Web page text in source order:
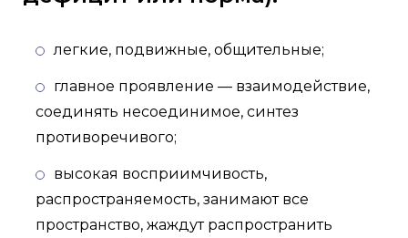
легкие, подвижные, общительные;
главное проявление — взаимодействие,
соединять несоединимое, синтез
противоречивого;
высокая восприимчивость,
распространяемость, занимают все
пространство, жаждут распространить